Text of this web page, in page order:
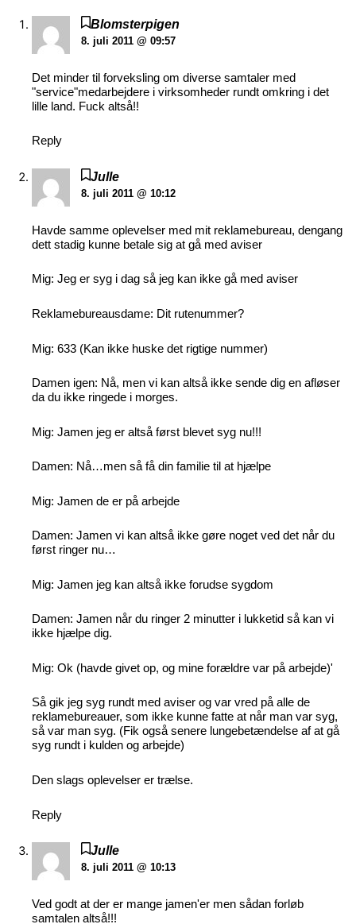
Blomsterpigen
8. juli 2011 @ 09:57
Det minder til forveksling om diverse samtaler med
"service"medarbejdere i virksomheder rundt omkring i det
lille land. Fuck altså!!
Reply
Julle
8. juli 2011 @ 10:12
Havde samme oplevelser med mit reklamebureau, dengang
dett stadig kunne betale sig at gå med aviser
Mig: Jeg er syg i dag så jeg kan ikke gå med aviser
Reklamebureausdame: Dit rutenummer?
Mig: 633 (Kan ikke huske det rigtige nummer)
Damen igen: Nå, men vi kan altså ikke sende dig en afløser
da du ikke ringede i morges.
Mig: Jamen jeg er altså først blevet syg nu!!!
Damen: Nå…men så få din familie til at hjælpe
Mig: Jamen de er på arbejde
Damen: Jamen vi kan altså ikke gøre noget ved det når du
først ringer nu…
Mig: Jamen jeg kan altså ikke forudse sygdom
Damen: Jamen når du ringer 2 minutter i lukketid så kan vi
ikke hjælpe dig.
Mig: Ok (havde givet op, og mine forældre var på arbejde)'
Så gik jeg syg rundt med aviser og var vred på alle de
reklamebureauer, som ikke kunne fatte at når man var syg,
så var man syg. (Fik også senere lungebetændelse af at gå
syg rundt i kulden og arbejde)
Den slags oplevelser er trælse.
Reply
Julle
8. juli 2011 @ 10:13
Ved godt at der er mange jamen'er men sådan forløb
samtalen altså!!!